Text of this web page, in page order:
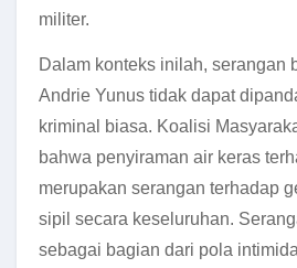
militer.
Dalam konteks inilah, serangan
Andrie Yunus tidak dapat
kriminal biasa. Koalisi
bahwa penyiraman air keras
merupakan serangan terhadap
sipil secara keseluruhan.
sebagai bagian dari pola